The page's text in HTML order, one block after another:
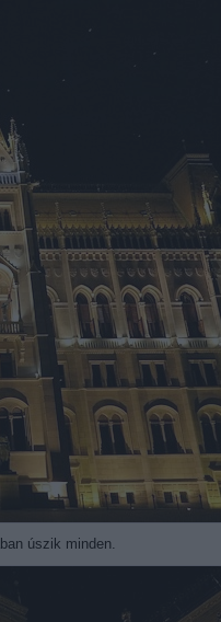
úszik minden.